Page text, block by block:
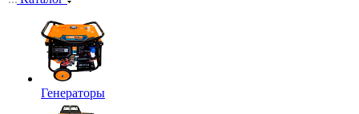
Генераторы